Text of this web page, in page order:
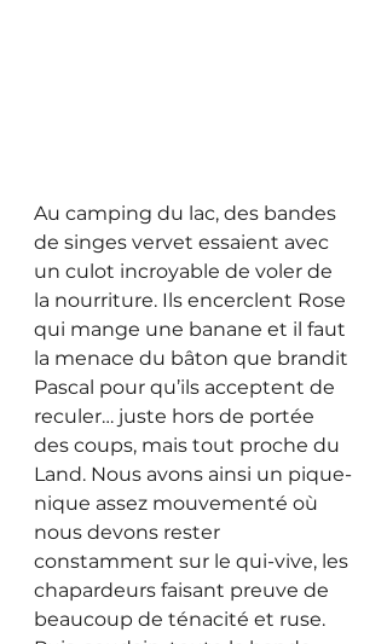
Au camping du lac, des bandes
de singes vervet essaient avec
un culot incroyable de voler de
la nourriture. Ils encerclent Rose
qui mange une banane et il faut
la menace du bâton que brandit
Pascal pour qu’ils acceptent de
reculer… juste hors de portée
des coups, mais tout proche du
Land. Nous avons ainsi un pique-
nique assez mouvementé où
nous devons rester
constamment sur le qui-vive, les
chapardeurs faisant preuve de
beaucoup de ténacité et ruse.